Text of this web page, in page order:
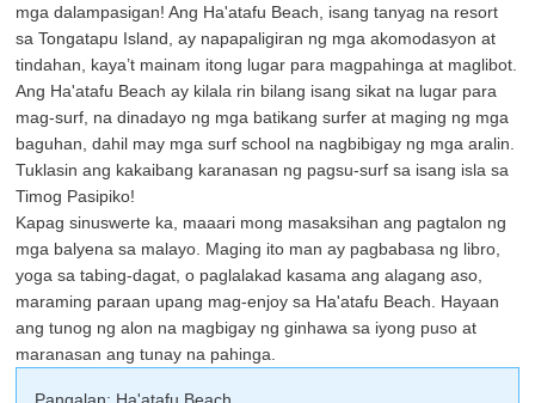
mga dalampasigan! Ang Ha'atafu Beach, isang tanyag na resort
sa Tongatapu Island, ay napapaligiran ng mga akomodasyon at
tindahan, kaya’t mainam itong lugar para magpahinga at maglibot.
Ang Ha'atafu Beach ay kilala rin bilang isang sikat na lugar para
mag-surf, na dinadayo ng mga batikang surfer at maging ng mga
baguhan, dahil may mga surf school na nagbibigay ng mga aralin.
Tuklasin ang kakaibang karanasan ng pagsu-surf sa isang isla sa
Timog Pasipiko!
Kapag sinuswerte ka, maaari mong masaksihan ang pagtalon ng
mga balyena sa malayo. Maging ito man ay pagbabasa ng libro,
yoga sa tabing-dagat, o paglalakad kasama ang alagang aso,
maraming paraan upang mag-enjoy sa Ha'atafu Beach. Hayaan
ang tunog ng alon na magbigay ng ginhawa sa iyong puso at
maranasan ang tunay na pahinga.
Pangalan: Ha'atafu Beach